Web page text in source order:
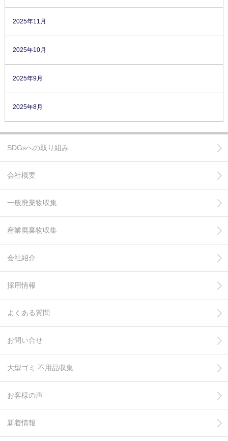
2025年11月
2025年10月
2025年9月
2025年8月
SDGsへの取り組み
会社概要
一般廃棄物収集
産業廃棄物収集
会社紹介
採用情報
よくある質問
お問い合せ
大型ゴミ 不用品収集
お客様の声
新着情報